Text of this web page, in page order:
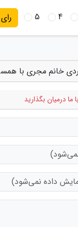
4
5 رای
خانم مجری با
ما درمیان بگذارید